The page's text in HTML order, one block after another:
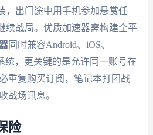
，出门途中用手机参加悬赏任
续战局。优质加速器需构建全平
同时兼容Android、iOS、
统，更关键的是允许同一账号在
重复购买订阅，笔记本打团战
战场讯息。
险